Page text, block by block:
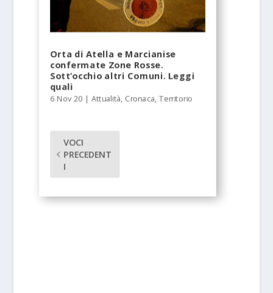
Orta di Atella e Marcianise
confermate Zone Rosse.
Sott’occhio altri Comuni. Leggi
quali
6 Nov 20 |Attualità, Cronaca,Territorio
VOCI
PRECEDENT
I